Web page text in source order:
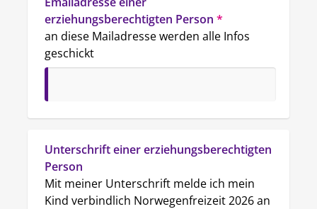
erziehungsberechtigten Person *
an diese Mailadresse werden alle Infos
geschickt
Unterschrift einer erziehungsberechtigten
Person
Mit meiner Unterschrift melde ich mein
Kind verbindlich Norwegenfreizeit 2026 an